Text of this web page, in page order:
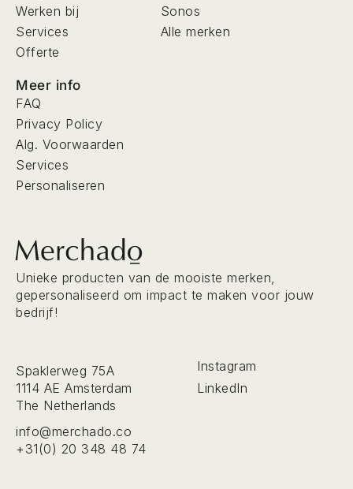
Werken bij
Services
Offerte
Sonos
Alle merken
Meer info
FAQ
Privacy Policy
Alg. Voorwaarden
Services
Personaliseren
Unieke producten van de mooiste merken,
gepersonaliseerd om impact te maken voor jouw
bedrijf!
Spaklerweg 75A
1114 AE Amsterdam
The Netherlands
info@merchado.co
+31(0) 20 348 48 74
Instagram
LinkedIn